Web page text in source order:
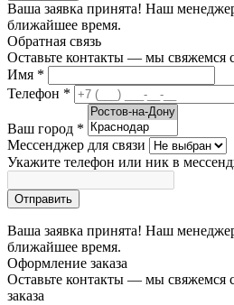
Ваша заявка принята! Наш
ближайшее время.
Обратная связь
Оставьте контакты — мы свяжемся
Имя *
Телефон *
Ваш город *
Мессенджер для связи
Укажите телефон или ник в
Отправить
Ваша заявка принята! Наш
ближайшее время.
Оформление заказа
Оставьте контакты — мы свяжемся
заказа